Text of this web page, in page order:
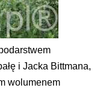
i Jacka Bittmana,
wolumenem